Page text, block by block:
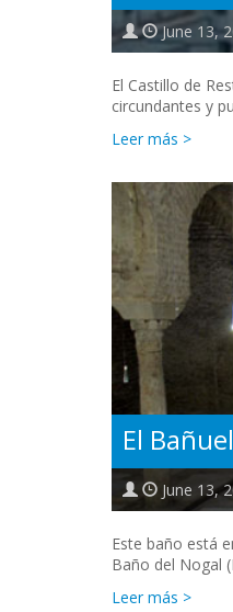
June 13,
El Castillo de
circundantes y
Leer más >
El
June 13,
Este baño está
Baño del Nogal
Leer más >